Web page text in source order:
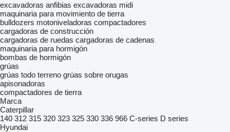
excavadoras anfibias excavadoras midi
maquinaria para movimiento de tierra
bulldozers motoniveladoras compactadores
cargadoras de construcción
cargadoras de ruedas cargadoras de cadenas
maquinaria para hormigón
bombas de hormigón
grúas
grúas todo terreno grúas sobre orugas
apisonadoras
compactadores de tierra
Marca
Caterpillar
140 312 315 320 323 325 330 336 966 C-series D series
Hyundai